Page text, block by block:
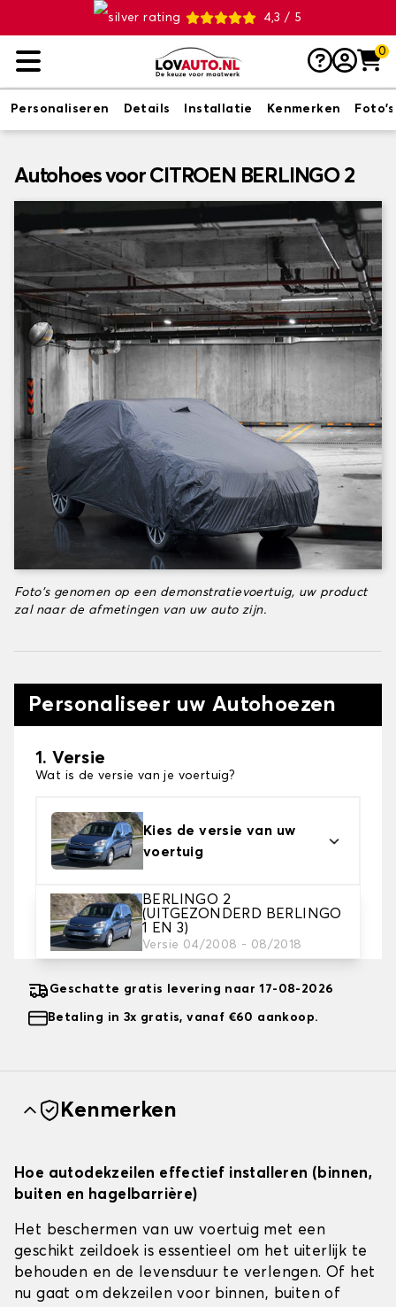
4,3 / 5
0
Personaliseren Details Installatie Kenmerken Foto's
Autohoes voor CITROEN BERLINGO 2
Foto's genomen op een demonstratievoertuig, uw product
zal naar de afmetingen van uw auto zijn.
Personaliseer uw Autohoezen
1. Versie
Wat is de versie van je voertuig?
Kies de versie van uw
voertuig
BERLINGO 2
(UITGEZONDERD BERLINGO
1 EN 3)
Versie 04/2008 - 08/2018
2. Beschermingsniveau
Kies de juiste beschermhoes voor uw behoeftes
Geschatte gratis levering naar 17-08-2026
Betaling in 3x gratis, vanaf €60 aankoop.
Kenmerken
Hoe autodekzeilen effectief installeren (binnen,
buiten en hagelbarrière)
Het beschermen van uw voertuig met een
geschikt zeildoek is essentieel om het uiterlijk te
behouden en de levensduur te verlengen. Of het
nu gaat om dekzeilen voor binnen, buiten of